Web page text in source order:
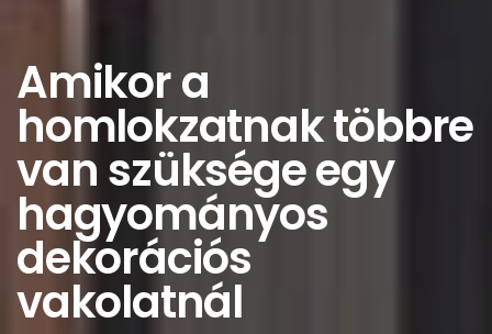
Amikor a
homlokzatnak többre
van szüksége egy
hagyományos
dekorációs
vakolatnál